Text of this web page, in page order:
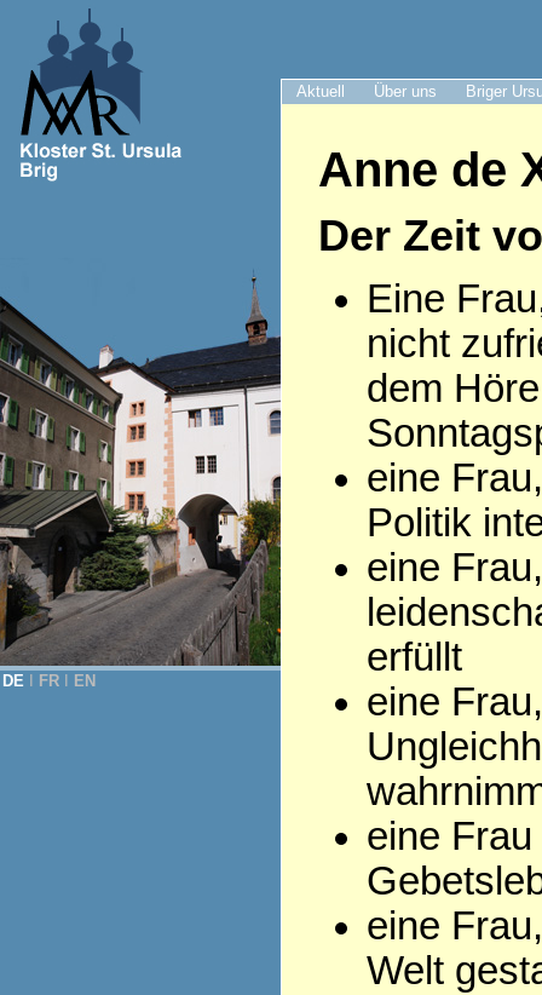
Aktuell Über uns Briger
DE FR EN
Anne de
Der Zeit
Eine
nicht
dem
eine
Politik
eine
erfüllt
eine
eine
eine
Welt